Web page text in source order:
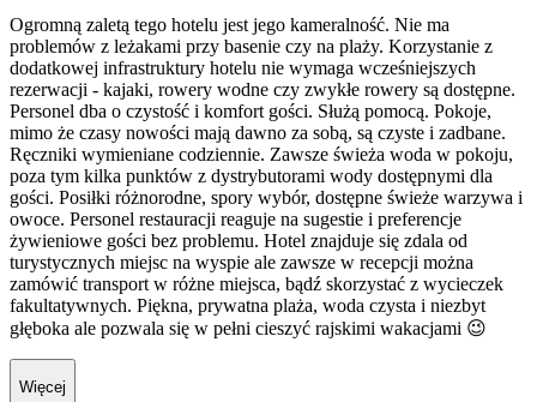
Ogromną zaletą tego hotelu jest jego kameralność. Nie ma
problemów z leżakami przy basenie czy na plaży. Korzystanie z
dodatkowej infrastruktury hotelu nie wymaga wcześniejszych
rezerwacji - kajaki, rowery wodne czy zwykłe rowery są dostępne.
Personel dba o czystość i komfort gości. Służą pomocą. Pokoje,
mimo że czasy nowości mają dawno za sobą, są czyste i zadbane.
Ręczniki wymieniane codziennie. Zawsze świeża woda w pokoju,
poza tym kilka punktów z dystrybutorami wody dostępnymi dla
gości. Posiłki różnorodne, spory wybór, dostępne świeże warzywa i
owoce. Personel restauracji reaguje na sugestie i preferencje
żywieniowe gości bez problemu. Hotel znajduje się zdala od
turystycznych miejsc na wyspie ale zawsze w recepcji można
zamówić transport w różne miejsca, bądź skorzystać z wycieczek
fakultatywnych. Piękna, prywatna plaża, woda czysta i niezbyt
głęboka ale pozwala się w pełni cieszyć rajskimi wakacjami 😉
Więcej